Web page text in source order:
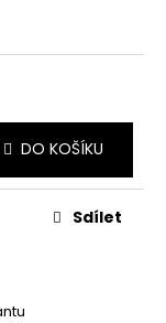
DO KOŠÍKU
Sdílet